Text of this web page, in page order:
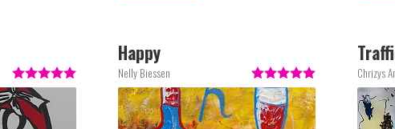
Nelly Biessen
Happy
Chrizys